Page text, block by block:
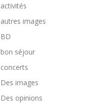
activités
autres images
BD
bon séjour
concerts
Des images
Des opinions